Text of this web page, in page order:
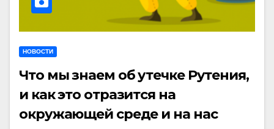
НОВОСТИ
Что мы знаем об утечке Рутения,
и как это отразится на
окружающей среде и на нас